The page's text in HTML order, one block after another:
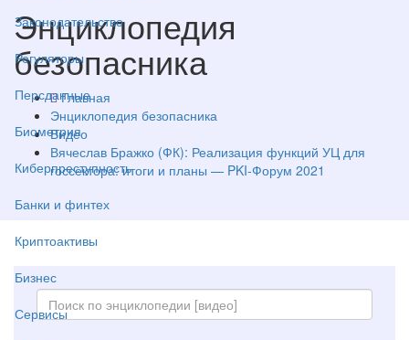
Законодательство
Регуляторы
Персданные
Биометрия
Киберпреступность
Банки и финтех
Криптоактивы
Бизнес
Сервисы
Энциклопедия
безопасника
Главная
Энциклопедия безопасника
Видео
Вячеслав Бражко (ФК): Реализация функций УЦ для
госсектора: итоги и планы — PKI-Форум 2021